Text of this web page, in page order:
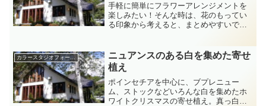
手軽に簡単にフラワーアレンジメントを
楽しみたい！そんな時は、花のもってい
る印象から考えると、まとめやすいです
カラースタジオフォーミーのカラー講座
ニュアンスのある白を集めた寄せ
植え
ポインセチアを中心に、ブプレニュー
ム、ストックなどいろんな白を集めたホ
ワイトクリスマスの寄せ植え。真っ白に